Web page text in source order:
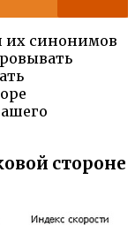
их синонимов
стороне